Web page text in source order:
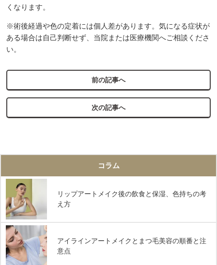
くなります。
※術後経過や色の定着には個人差があります。気になる症状が
ある場合は自己判断せず、当院または医療機関へご相談くださ
い。
前の記事へ
次の記事へ
コラム
リップアートメイク後の飲食と保湿、色持ちの考
え方
アイラインアートメイクとまつ毛美容の順番と注
意点